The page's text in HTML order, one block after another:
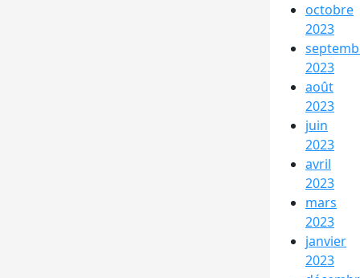
octobre
2023
2023
août
2023
juin
2023
avril
2023
mars
2023
janvier
2023